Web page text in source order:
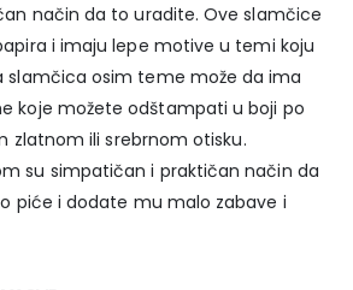
način da to uradite. Ove slamčice
i imaju lepe motive u temi koju
slamčica osim teme može da ima
koje možete odštampati u boji po
zlatnom ili srebrnom otisku.
su simpatičan i praktičan način da
piće i dodate mu malo zabave i